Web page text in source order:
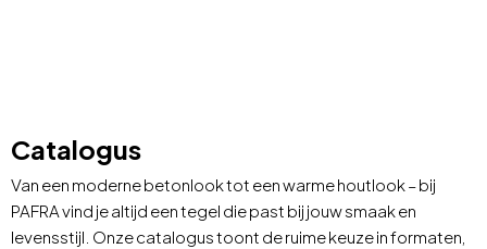
Catalogus
Van een moderne betonlook tot een warme houtlook– bij
PAFRA vind je altijd een tegel die past bij jouw smaak en
levensstijl Onze catalogus toont de ruime keuze in formaten,